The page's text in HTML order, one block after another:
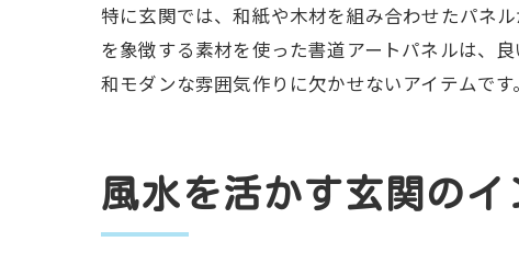
特に玄関では、和紙や木材を組み合わせたパネ
を象徴する素材を使った書道アートパネルは、
和モダンな雰囲気作りに欠かせないアイテムです。
風水を活かす玄関の